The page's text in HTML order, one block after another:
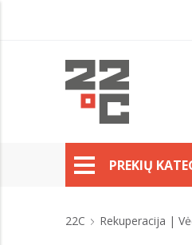
PREKIŲ
22C Rekuperacija |